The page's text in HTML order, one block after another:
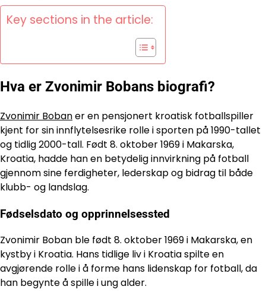
Key sections in the article:
Hva er Zvonimir Bobans biografi?
Zvonimir Bobaner en pensjonert kroatisk fotballspiller
kjent for sin innflytelsesrike rolle i sporten på 1990-tallet
og tidlig 2000-tall. Født 8. oktober 1969 i Makarska,
Kroatia, hadde han en betydelig innvirkning på fotball
gjennom sine ferdigheter, lederskap og bidrag til både
klubb- og landslag.
Fødselsdato og opprinnelsessted
Zvonimir Boban ble født 8. oktober 1969 i Makarska, en
kystby i Kroatia. Hans tidlige liv i Kroatia spilte en
avgjørende rolle i å forme hans lidenskap for fotball, da
han begynte å spille i ung alder.